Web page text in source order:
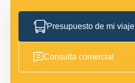
Presupuesto de mi viaje
Consulta comercial